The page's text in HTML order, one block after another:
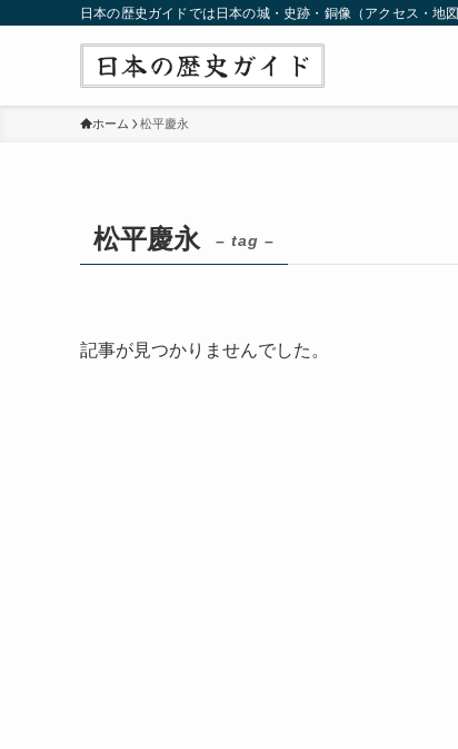
日本の歴史ガイドでは日本の城・史跡・銅像（アクセス・地
ホーム 松平慶永
松平慶永 – tag –
記事が見つかりませんでした。